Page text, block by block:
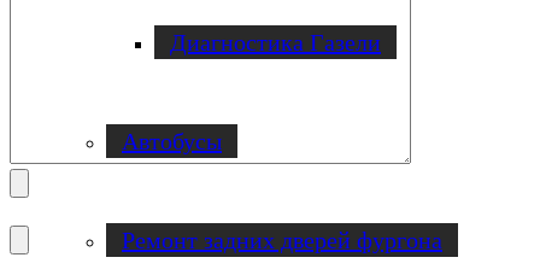
Диагностика Газели
Автобусы
Ремонт задних дверей фургона